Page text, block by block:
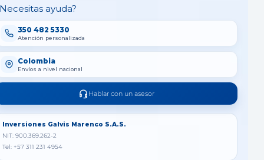
ayuda?
350 482 5330
Atención personalizada
Colombia
Envíos a nivel nacional
Hablar con un asesor
Inversiones Galvis Marenco S.A.S.
NIT: 900.369.262-2
Tel: +57 311 231 4954